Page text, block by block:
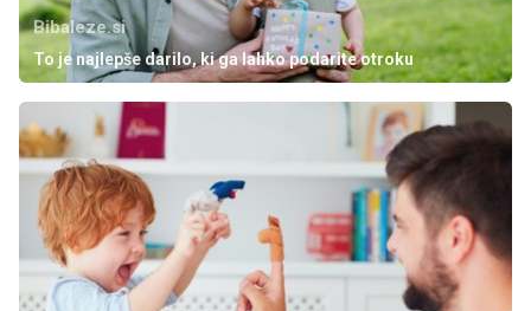
Bibaleze.si
To je najlepše darilo, ki ga lahko podarite otroku